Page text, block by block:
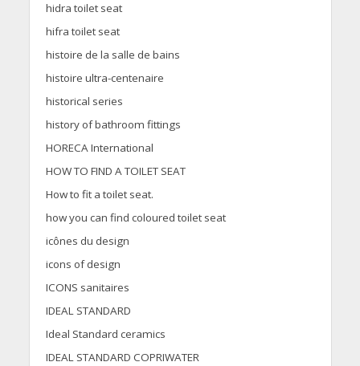
hidra toilet seat
hifra toilet seat
histoire de la salle de bains
histoire ultra-centenaire
historical series
history of bathroom fittings
HORECA International
HOW TO FIND A TOILET SEAT
How to fit a toilet seat.
how you can find coloured toilet seat
icônes du design
icons of design
ICONS sanitaires
IDEAL STANDARD
Ideal Standard ceramics
IDEAL STANDARD COPRIWATER